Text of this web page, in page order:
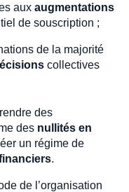
aux augmentations
de souscription ;
de la majorité
collectives
des
des nullités en
un régime de
.
de l’organisation